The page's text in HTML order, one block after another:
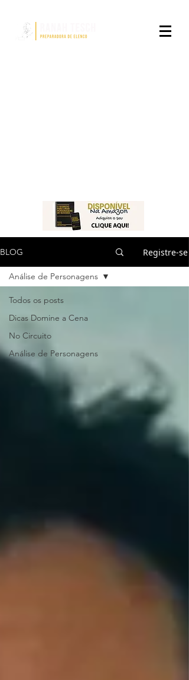
BLOG Registre-se
Todos os posts
Dicas Domine a Cena
No Circuito
Análise de Personagens
Análise de Personagens